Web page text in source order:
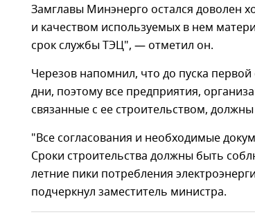
Замглавы Минэнерго остался доволен
и качеством используемых в нем
срок службы ТЭЦ", — отметил он.
Черезов напомнил, что до пуска
дни, поэтому все предприятия,
связанные с ее строительством,
"Все согласования и необходимые
Сроки строительства должны быть
летние пики потребления
подчеркнул заместитель министра.